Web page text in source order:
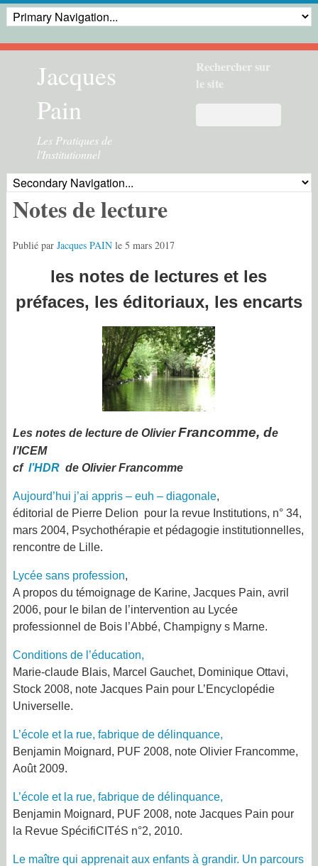
Jacques
Pain
Les Pratiques de
l'Institutionnel
Rechercher sur
le site
Notes de lecture
Publié par Jacques PAINle 5 mars 2017
les notes de lectures et les
préfaces, les éditoriaux, les encarts
Les notes de lecture de OlivierFrancomme, de
l’ICEM
cfl’HDR de Olivier Francomme
Aujourd’hui j’ai appris – euh – diagonale,
éditorial de Pierre Delion pour la revue Institutions, n° 34,
mars 2004, Psychothérapie et pédagogie institutionnelles,
rencontre de Lille.
Lycée sans profession,
A propos du témoignage de Karine, Jacques Pain, avril
2006, pour le bilan de l’intervention au Lycée
professionnel de Bois l’Abbé, Champigny s Marne.
Conditions de l’éducation,
Marie-claude Blais, Marcel Gauchet, Dominique Ottavi,
Stock 2008, note Jacques Pain pour L’Encyclopédie
Universelle.
L’école et la rue, fabrique de délinquance,
Benjamin Moignard, PUF 2008, note Olivier Francomme,
Août 2009.
L’école et la rue, fabrique de délinquance,
Benjamin Moignard, PUF 2008, note Jacques Pain pour
la Revue SpécifiCITéS n°2, 2010.
Le maître qui apprenait aux enfants à grandir. Un parcours